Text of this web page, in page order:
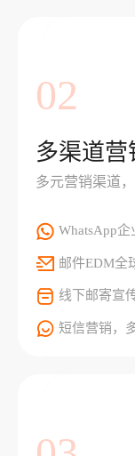
02
多渠道营
多元营销渠道
WhatsApp
邮件EDM全
线下邮寄宣
短信营销，